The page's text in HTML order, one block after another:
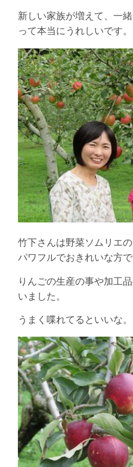
新しい家族が増えて、一
って本当にうれしいです。
竹下さんは野菜ソムリエ
パワフルでおきれいな方で
りんごの生産の事や加工
いました。
うまく喋れてるといいな。